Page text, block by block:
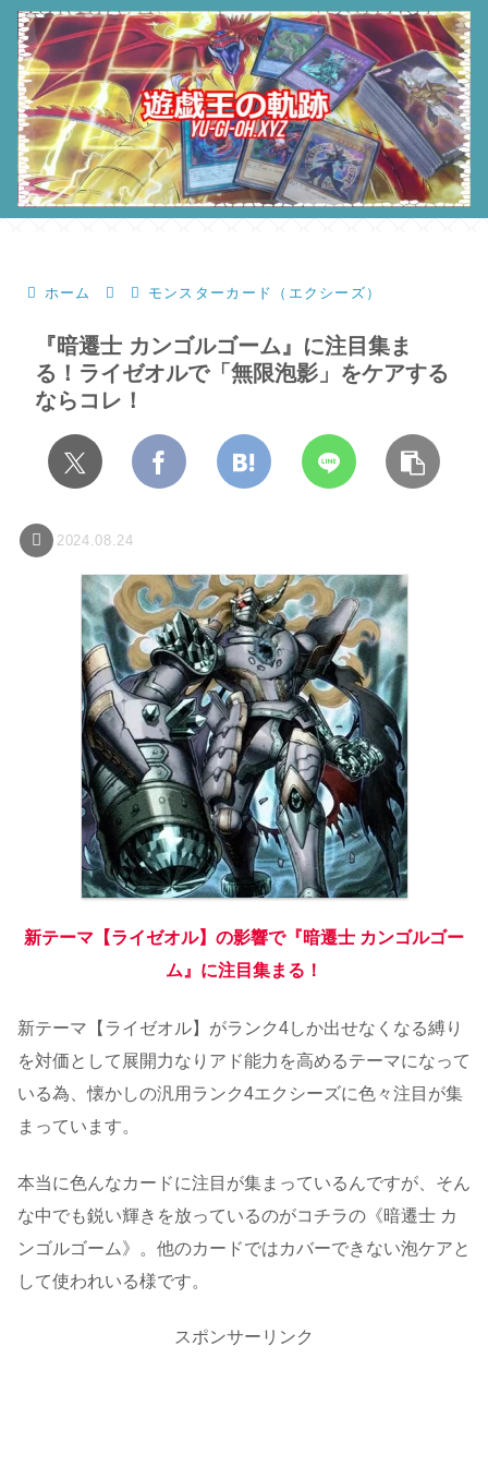
ホーム モンスターカード（エクシーズ）
『暗遷士 カンゴルゴーム』に注目集ま
る！ライゼオルで「無限泡影」をケアする
ならコレ！
2024.08.24
新テーマ【ライゼオル】の影響で『暗遷士 カンゴルゴー
ム』に注目集まる！
新テーマ【ライゼオル】がランク4しか出せなくなる縛り
を対価として展開力なりアド能力を高めるテーマになって
いる為、懐かしの汎用ランク4エクシーズに色々注目が集
まっています。
本当に色んなカードに注目が集まっているんですが、そん
な中でも鋭い輝きを放っているのがコチラの《暗遷士 カ
ンゴルゴーム》。他のカードではカバーできない泡ケアと
して使われいる様です。
スポンサーリンク